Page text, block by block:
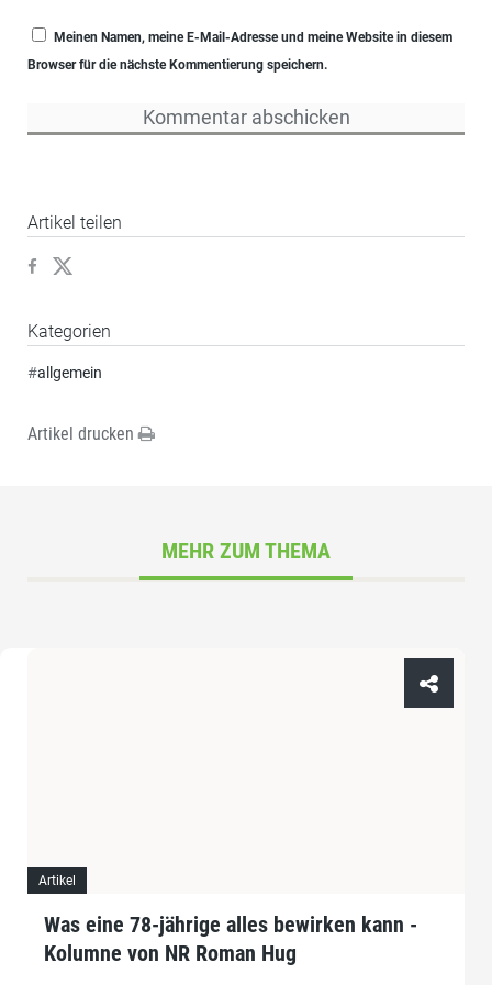
Meinen Namen, meine E-Mail-Adresse und meine Website in diesem
Browser für die nächste Kommentierung speichern.
Artikel teilen
Kategorien
#allgemein
Artikel drucken
MEHR ZUM THEMA
Artikel
Was eine 78-jährige alles bewirken kann -
Kolumne von NR Roman Hug